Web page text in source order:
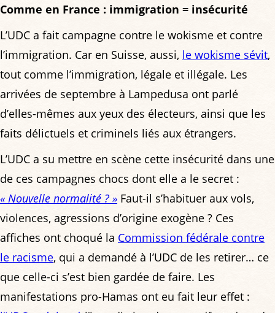
Comme en France : immigration = insécurité
L’UDC a fait campagne contre le wokisme et contre
l’immigration. Car en Suisse, aussi, le wokisme sévit,
tout comme l’immigration, légale et illégale. Les
arrivées de septembre à Lampedusa ont parlé
d’elles-mêmes aux yeux des électeurs, ainsi que les
faits délictuels et criminels liés aux étrangers.
L’UDC a su mettre en scène cette insécurité dans une
de ces campagnes chocs dont elle a le secret :
« Nouvelle normalité ? » Faut-il s’habituer aux vols,
violences, agressions d’origine exogène ? Ces
affiches ont choqué la Commission fédérale contre
le racisme, qui a demandé à l’UDC de les retirer… ce
que celle-ci s’est bien gardée de faire. Les
manifestations pro-Hamas ont eu fait leur effet :